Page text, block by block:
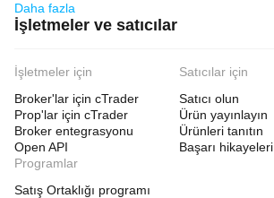
Daha fazla
İşletmeler ve satıcılar
İşletmeler için
Broker'lar için cTrader
Prop'lar için cTrader
Broker entegrasyonu
Open API
Satıcılar için
Satıcı olun
Ürün yayınlayın
Ürünleri tanıtın
Başarı hikayeleri
Programlar
Satış Ortaklığı programı